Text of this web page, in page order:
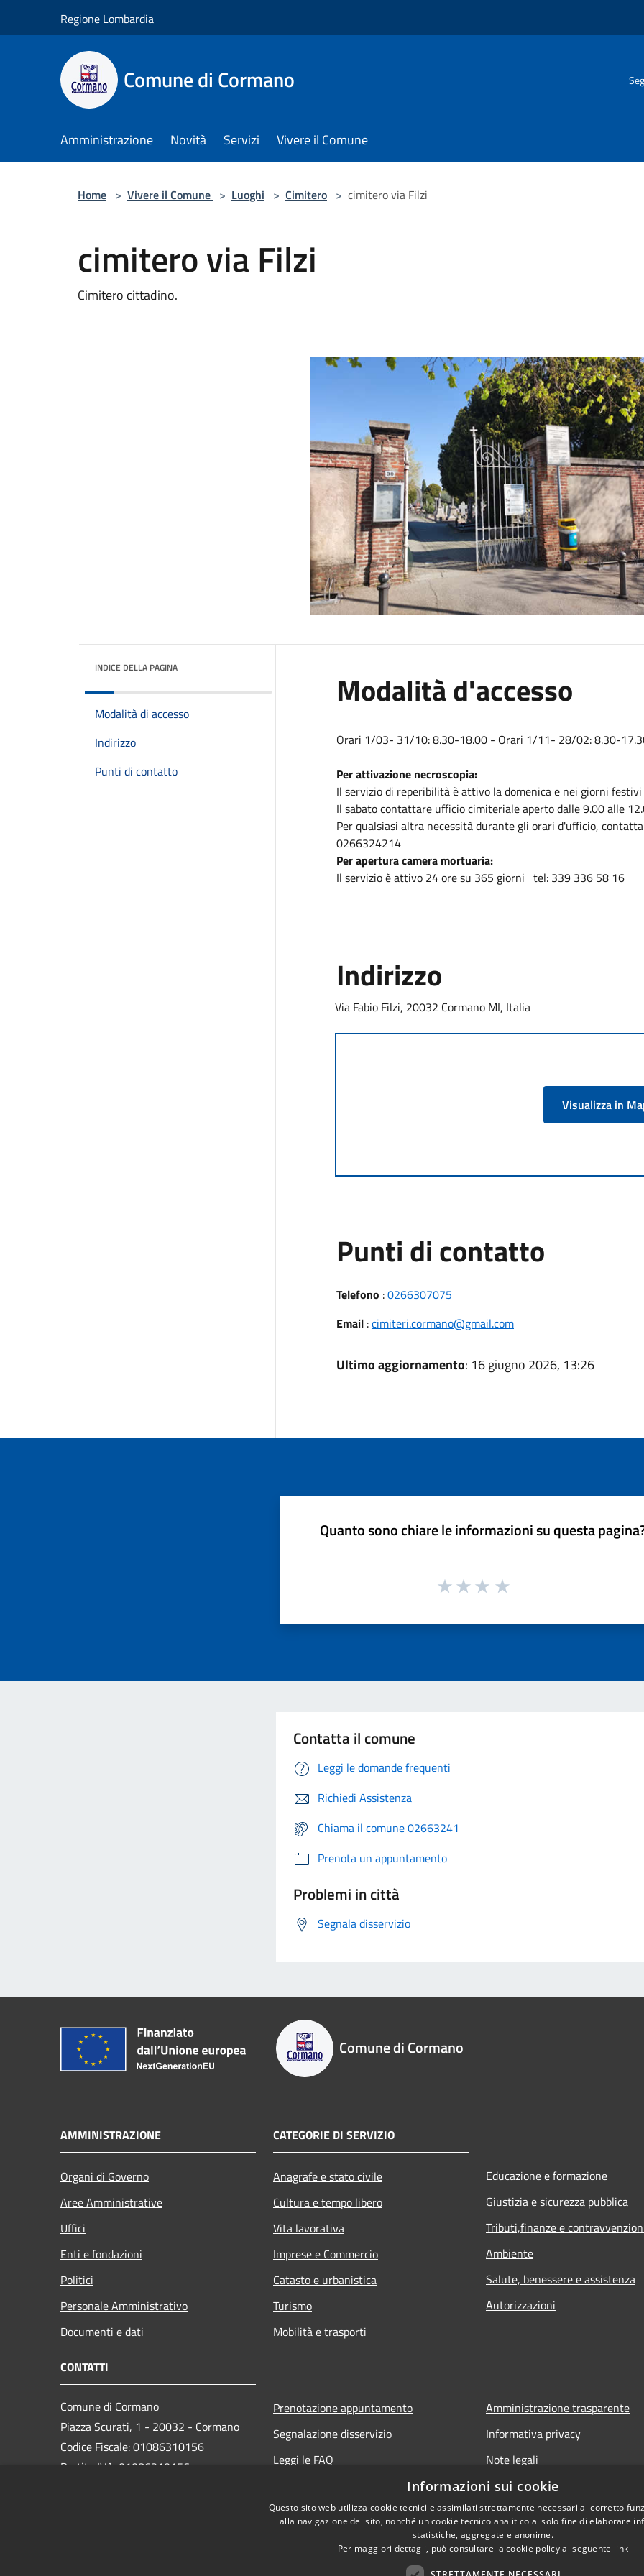
Regione Lombardia
Comune di Cormano
Amministrazione Novità Servizi Vivere il Comune
Home > Vivere il Comune > Luoghi > Cimitero > cimitero via Filzi
cimitero via Filzi
Cimitero cittadino.
INDICE DELLA PAGINA
Modalità di accesso
Indirizzo
Punti di contatto
Modalità d'accesso
Orari 1/03- 31/10: 8.30-18.00 - Orari 1/11- 28/02: 8.30-
Per attivazione necroscopia:
Il servizio di reperibilità è attivo la domenica e nei giorni
Il sabato contattare ufficio cimiteriale aperto dalle 9.00 alle
Per qualsiasi altra necessità durante gli orari d'ufficio,
0266324214
Per apertura camera mortuaria:
Il servizio è attivo 24 ore su 365 giorni tel: 339 336 58 16
Indirizzo
Via Fabio Filzi, 20032 Cormano MI, Italia
Visualizza in
Punti di contatto
Telefono :0266307075
Email:cimiteri.cormano@gmail.com
Ultimo aggiornamento: 16 giugno 2026, 13:26
Quanto sono chiare le informazioni su questa
Contatta il comune
Leggi le domande frequenti
Richiedi Assistenza
Chiama il comune 02663241
Prenota un appuntamento
Problemi in città
Segnala disservizio
Comune di Cormano
AMMINISTRAZIONE
Organi di Governo
Aree Amministrative
Uffici
Enti e fondazioni
Politici
Personale Amministrativo
Documenti e dati
CATEGORIE DI SERVIZIO
Anagrafe e stato civile
Cultura e tempo libero
Vita lavorativa
Imprese e Commercio
Catasto e urbanistica
Turismo
Mobilità e trasporti
Educazione e formazione
Giustizia e sicurezza pubblica
Tributi,finanze e
Ambiente
Salute, benessere e assistenza
Autorizzazioni
CONTATTI
Comune di Cormano
Piazza Scurati, 1 - 20032 - Cormano
Codice Fiscale: 01086310156
Partita IVA: 01086310156
Prenotazione appuntamento
Segnalazione disservizio
Leggi le FAQ
Amministrazione trasparente
Informativa privacy
Note legali
Dichiarazione di accessibilità
Informazioni sui cookie
Questo sito web utilizza cookie tecnici e assimilati strettamente necessari al corretto
alla navigazione del sito, nonché un cookie tecnico analitico al solo fine di elaborare
statistiche, aggregate e anonime.
Per maggiori dettagli, può consultare la cookie policy al seguente link